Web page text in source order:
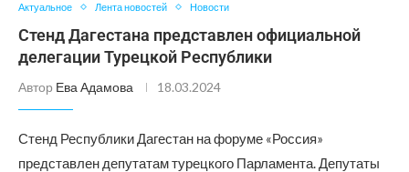
Актуальное Лента новостей Новости
Стенд Дагестана представлен официальной
делегации Турецкой Республики
Автор Ева Адамова 18.03.2024
Стенд Республики Дагестан на форуме «Россия»
представлен депутатам турецкого Парламента. Депутаты